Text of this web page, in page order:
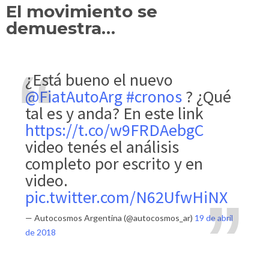
El movimiento se
demuestra…
¿Está bueno el nuevo
@FiatAutoArg#cronos? ¿Qué
tal es y anda? En este link
https://t.co/w9FRDAebgC
video tenés el análisis
completo por escrito y en
video.
pic.twitter.com/N62UfwHiNX
— Autocosmos Argentina (@autocosmos_ar) 19 de abril
de 2018